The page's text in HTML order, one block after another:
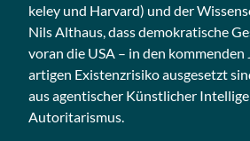
ke­ley und Har­vard) und der
Nils Alt­haus, dass demo­kra­ti­sche
vor­an die USA – in den
ar­ti­gen Exis­tenz­ri­si­ko aus­ge­setzt
aus agen­ti­scher Künst­li­cher
Autoritarismus.